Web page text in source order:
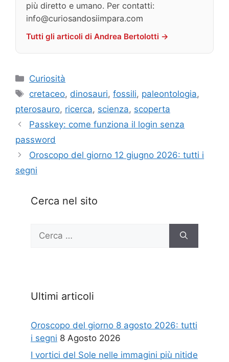
più diretto e umano. Per contatti:
info@curiosandosiimpara.com
Tutti gli articoli di Andrea Bertolotti →
Categorie
Curiosità
Tag
cretaceo, dinosauri,fossili, paleontologia,
pterosauro, ricerca, scienza, scoperta
Passkey: come funziona il login senza
password
Oroscopo del giorno 12 giugno 2026: tutti i
segni
Cerca nel sito
per:
Ultimi articoli
Oroscopo del giorno 8 agosto 2026: tutti
i segni 8 Agosto 2026
I vortici del Sole nelle immagini più nitide